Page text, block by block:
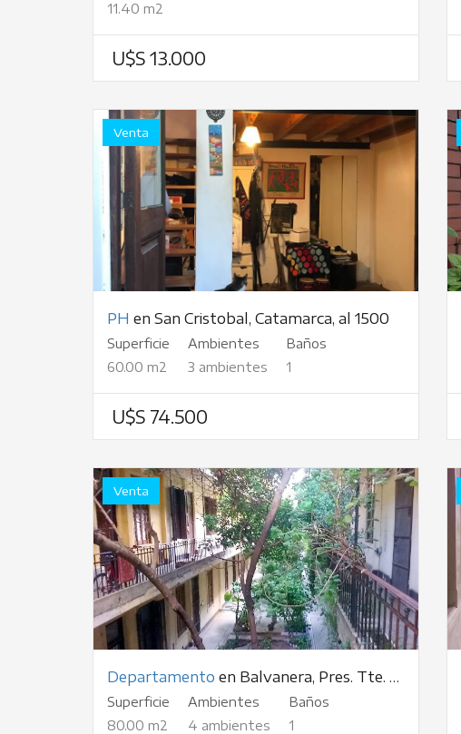
11.40 m2
U$S 13.000
Venta
PH en San Cristobal, Catamarca, al 1500
Superficie
60.00 m2
Ambientes
3 ambientes
Baños
1
U$S 74.500
Venta
Departamento en Balvanera, Pres. Tte. Gral. Juan Domingo Perón, al 3000
Superficie
80.00 m2
Ambientes
4 ambientes
Baños
1